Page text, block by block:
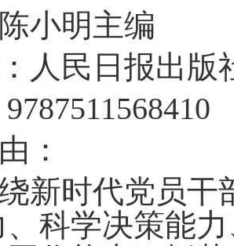
小明主编
人民日报出版
：
新时代党员干
科学决策能